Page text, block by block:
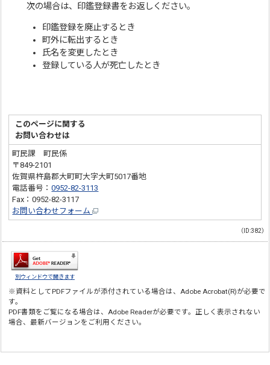
次の場合は、印鑑登録書をお返しください。
印鑑登録を廃止するとき
町外に転出するとき
氏名を変更したとき
登録している人が死亡したとき
このページに関する
お問い合わせは
町民課 町民係
〒849-2101
佐賀県杵島郡大町町大字大町5017番地
電話番号：0952-82-3113
Fax：0952-82-3117
お問い合わせフォーム
（ID:382）
別ウィンドウで開きます
※資料としてPDFファイルが添付されている場合は、Adobe Acrobat(R)が必要で
す。
PDF書類をご覧になる場合は、Adobe Readerが必要です。正しく表示されない
場合、最新バージョンをご利用ください。